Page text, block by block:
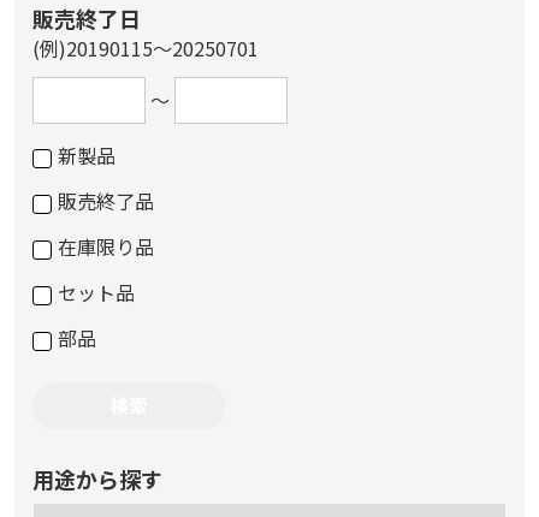
販売終了日
(例)20190115～20250701
～
新製品
販売終了品
在庫限り品
セット品
部品
用途から探す